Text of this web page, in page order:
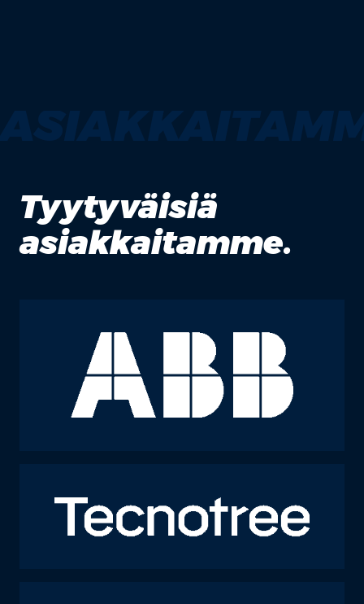
Tyytyväisiä
asiakkaitamme.